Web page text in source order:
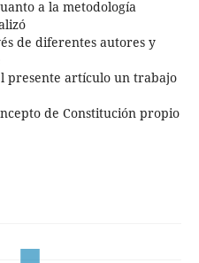
a la metodología
de diferentes autores y
presente artículo un trabajo
de Constitución propio